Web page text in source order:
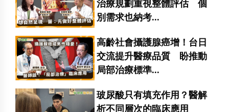
治療規劃重視整體評估 個
別需求也納考...
高齡社會攝護腺癌增！台日
交流提升醫療品質 盼推動
局部治療標準...
玻尿酸只有填充作用？醫解
析不同層次的臨床應用